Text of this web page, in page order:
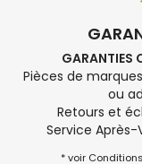
GARANTIES
Pièces de
ou
Retours et
Service
* voir